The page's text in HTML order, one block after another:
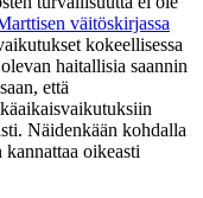
väitöskirjassa
kokeellisessa
haitallisia saannin
että
Näidenkään kohdalla
kannattaa oikeasti